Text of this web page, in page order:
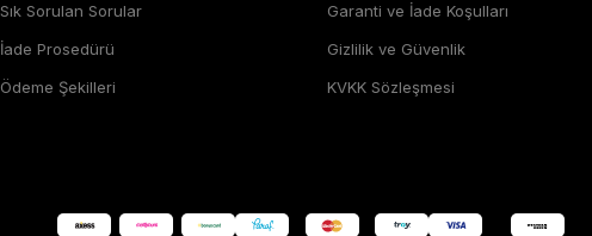
Sık Sorulan Sorular
İade Prosedürü
Ödeme Şekilleri
Garanti ve İade Koşulları
Gizlilik ve Güvenlik
KVKK Sözleşmesi